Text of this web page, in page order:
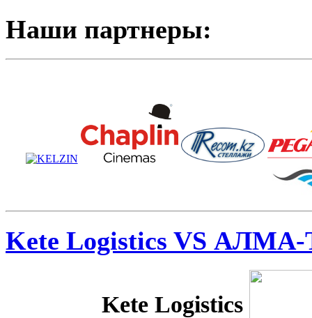
Наши партнеры:
Kete Logistics VS
Kete Logistics